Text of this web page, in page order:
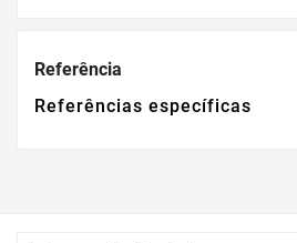
Referência
Referências específicas